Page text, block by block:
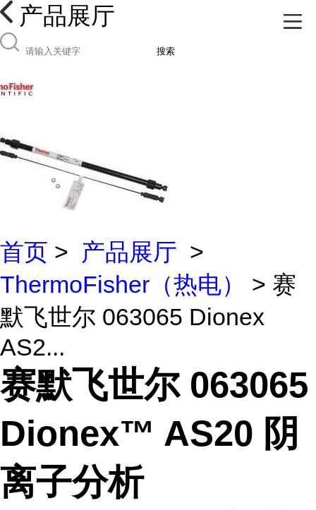
产品展厅
搜索
首页 > 产品展厅 >
ThermoFisher（热电）
> 赛
默飞世尔 063065 Dionex
AS2...
赛默飞世尔 063065
Dionex™ AS20 阴
离子分析